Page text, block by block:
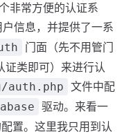
非常方便的认证系
信息，并提供了一系
门面（先不用管门
证类即可）来进行认
auth.php 文件中配
驱动。来看一
置。这里我只用到认